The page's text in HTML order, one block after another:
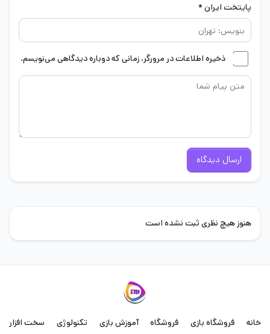
پایتخت ایران *
ذخیره اطلاعات در مرورگر، زمانی که دوباره دیدگاهی می‌نویسم.
ارسال دیدگاه
هنوز هیچ نظری ثبت نشده است
خانه فروشگاه بازی فروشگاه آموزش بازی تکنولوژی سخت افزار